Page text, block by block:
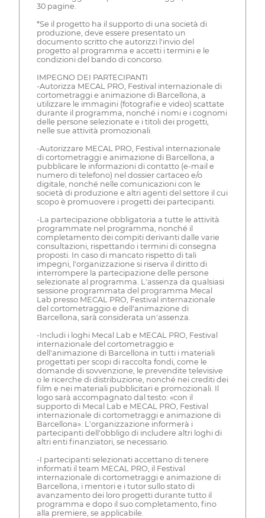
30 pagine.
*Se il progetto ha il supporto di una società di
produzione, deve essere presentato un
documento scritto che autorizzi l'invio del
progetto al programma e accetti i termini e le
condizioni del bando di concorso.
IMPEGNO DEI PARTECIPANTI
-Autorizza MECAL PRO, Festival internazionale di
cortometraggi e animazione di Barcellona, a
utilizzare le immagini (fotografie e video) scattate
durante il programma, nonché i nomi e i cognomi
delle persone selezionate e i titoli dei progetti,
nelle sue attività promozionali.
-Autorizzare MECAL PRO, Festival internazionale
di cortometraggi e animazione di Barcellona, a
pubblicare le informazioni di contatto (e-mail e
numero di telefono) nel dossier cartaceo e/o
digitale, nonché nelle comunicazioni con le
società di produzione e altri agenti del settore il cui
scopo è promuovere i progetti dei partecipanti.
-La partecipazione obbligatoria a tutte le attività
programmate nel programma, nonché il
completamento dei compiti derivanti dalle varie
consultazioni, rispettando i termini di consegna
proposti. In caso di mancato rispetto di tali
impegni, l'organizzazione si riserva il diritto di
interrompere la partecipazione delle persone
selezionate al programma. L'assenza da qualsiasi
sessione programmata del programma Mecal
Lab presso MECAL PRO, Festival internazionale
del cortometraggio e dell'animazione di
Barcellona, sarà considerata un'assenza.
-Includi i loghi Mecal Lab e MECAL PRO, Festival
internazionale del cortometraggio e
dell'animazione di Barcellona in tutti i materiali
progettati per scopi di raccolta fondi, come le
domande di sovvenzione, le prevendite televisive
o le ricerche di distribuzione, nonché nei crediti dei
film e nei materiali pubblicitari e promozionali. Il
logo sarà accompagnato dal testo: «con il
supporto di Mecal Lab e MECAL PRO, Festival
internazionale di cortometraggi e animazione di
Barcellona». L'organizzazione informerà i
partecipanti dell'obbligo di includere altri loghi di
altri enti finanziatori, se necessario.
-I partecipanti selezionati accettano di tenere
informati il team MECAL PRO, il Festival
internazionale di cortometraggi e animazione di
Barcellona, i mentori e i tutor sullo stato di
avanzamento dei loro progetti durante tutto il
programma e dopo il suo completamento, fino
alla premiere, se applicabile.